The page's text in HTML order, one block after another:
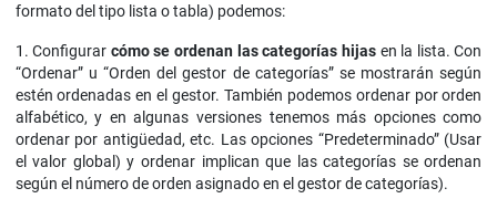
formato del tipo lista o tabla) podemos:
1. Configurar cómo se ordenan las categorías hijasen la lista. Con
“Ordenar” u “Orden del gestor de categorías” se mostrarán según
estén ordenadas en el gestor. También podemos ordenar por orden
alfabético, y en algunas versiones tenemos más opciones como
ordenar por antigüedad, etc. Las opciones “Predeterminado” (Usar
el valor global) y ordenar implican que las categorías se ordenan
según el número de orden asignado en el gestor de categorías).